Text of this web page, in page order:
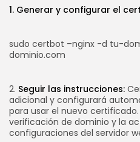
1. Generar y configurar el
sudo certbot –nginx -d tu-
dominio.com
2. Seguir las instrucciones:
adicional y configurará
para usar el nuevo
verificación de dominio y la
configuraciones del servidor